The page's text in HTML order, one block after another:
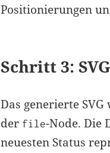
Positionierungen
Schritt 3:
Das generierte
der file-Node. Die
neuesten Status